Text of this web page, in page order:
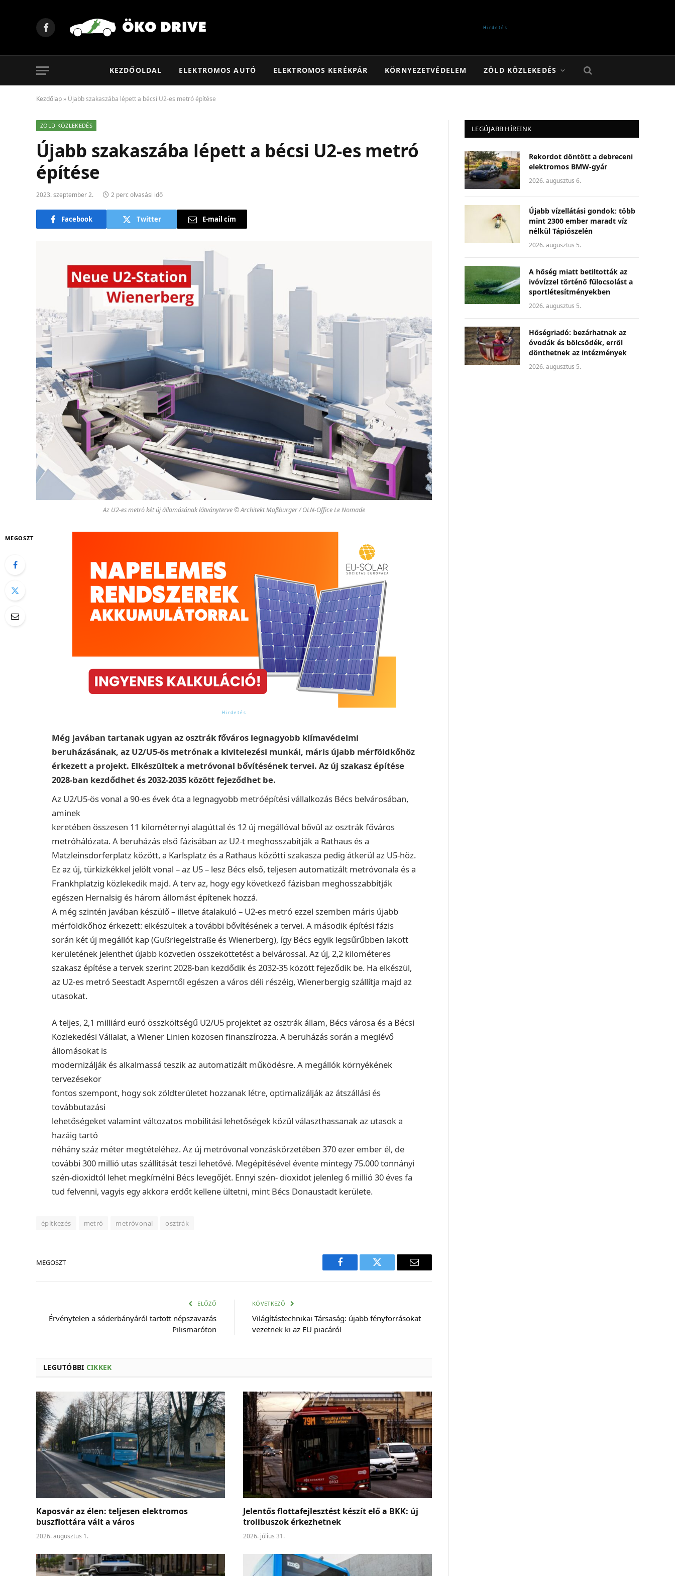
Facebook
KEZDŐOLDAL ELEKTROMOS AUTÓ ELEKTROMOS KERÉKPÁR KÖRNYEZETVÉDELEM ZÖLD KÖZLEKEDÉS
Kezdőlap » Újabb szakaszába lépett a bécsi U2-es metró építése
ZÖLD KÖZLEKEDÉS
Újabb szakaszába lépett a bécsi U2-es metró
építése
2023. szeptember 2. 2 perc olvasási idő
Facebook Twitter E-mail cím
Az U2-es metró két új állomásának látványterve © Architekt Moßburger / OLN-Office Le Nomade
MEGOSZT
Még javában tartanak ugyan az osztrák főváros legnagyobb klímavédelmi
beruházásának, az U2/U5-ös metrónak a kivitelezési munkái, máris újabb mérföldkőhöz
érkezett a projekt. Elkészültek a metróvonal bővítésének tervei. Az új szakasz építése
2028-ban kezdődhet és 2032-2035 között fejeződhet be.
Az U2/U5-ös vonal a 90-es évek óta a legnagyobb metróépítési vállalkozás Bécs belvárosában,
aminek
keretében összesen 11 kilométernyi alagúttal és 12 új megállóval bővül az osztrák főváros
metróhálózata. A beruházás első fázisában az U2-t meghosszabítják a Rathaus és a
Matzleinsdorferplatz között, a Karlsplatz és a Rathaus közötti szakasza pedig átkerül az U5-höz.
Ez az új, türkizkékkel jelölt vonal – az U5 – lesz Bécs első, teljesen automatizált metróvonala és a
Frankhplatzig közlekedik majd. A terv az, hogy egy következő fázisban meghosszabbítják
egészen Hernalsig és három állomást építenek hozzá.
A még szintén javában készülő – illetve átalakuló – U2-es metró ezzel szemben máris újabb
mérföldkőhöz érkezett: elkészültek a további bővítésének a tervei. A második építési fázis
során két új megállót kap (Gußriegelstraße és Wienerberg), így Bécs egyik legsűrűbben lakott
kerületének jelenthet újabb közvetlen összeköttetést a belvárossal. Az új, 2,2 kilométeres
szakasz építése a tervek szerint 2028-ban kezdődik és 2032-35 között fejeződik be. Ha elkészül,
az U2-es metró Seestadt Asperntől egészen a város déli részéig, Wienerbergig szállítja majd az
utasokat.
A teljes, 2,1 milliárd euró összköltségű U2/U5 projektet az osztrák állam, Bécs városa és a Bécsi
Közlekedési Vállalat, a Wiener Linien közösen finanszírozza. A beruházás során a meglévő
állomásokat is
modernizálják és alkalmassá teszik az automatizált működésre. A megállók környékének
tervezésekor
fontos szempont, hogy sok zöldterületet hozzanak létre, optimalizálják az átszállási és
továbbutazási
lehetőségeket valamint változatos mobilitási lehetőségek közül választhassanak az utasok a
hazáig tartó
néhány száz méter megtételéhez. Az új metróvonal vonzáskörzetében 370 ezer ember él, de
további 300 millió utas szállítását teszi lehetővé. Megépítésével évente mintegy 75.000 tonnányi
szén-dioxidtól lehet megkímélni Bécs levegőjét. Ennyi szén- dioxidot jelenleg 6 millió 30 éves fa
tud felvenni, vagyis egy akkora erdőt kellene ültetni, mint Bécs Donaustadt kerülete.
építkezés metró metróvonal osztrák
MEGOSZT
Facebook Twitter
E-
ELŐZŐ
Érvénytelen a sóderbányáról tartott népszavazás
Pilismaróton
KÖVETKEZŐ
Világítástechnikai Társaság: újabb fényforrásokat
vezetnek ki az EU piacáról
LEGUTÓBBI CIKKEK
Kaposvár az élen: teljesen elektromos
buszflottára vált a város
2026. augusztus 1.
Jelentős flottafejlesztést készít elő a BKK: új
trolibuszok érkezhetnek
2026. július 31.
LEGÚJABB HÍREINK
Rekordot döntött a debreceni
elektromos BMW-gyár
2026. augusztus 6.
Újabb vízellátási gondok: több
mint 2300 ember maradt víz
nélkül Tápiószelén
2026. augusztus 5.
A hőség miatt betiltották az
ivóvízzel történő fűlocsolást a
sportlétesítményekben
2026. augusztus 5.
Hőségriadó: bezárhatnak az
óvodák és bölcsődék, erről
dönthetnek az intézmények
2026. augusztus 5.